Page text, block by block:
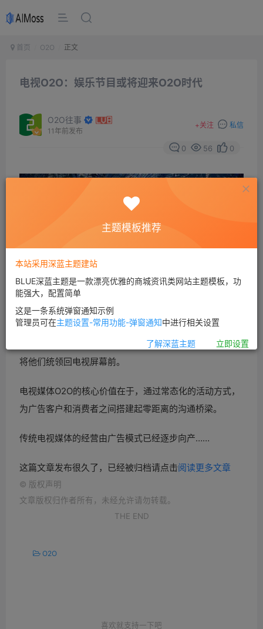
首页 O2O 正文
电视O2O：娱乐节目或将迎来O2O时代
O2O往事
11年前发布
+关注 私信
0 56 0
O2O模式的核心，即在网上和线下寻找消费者，然后
将他们统领回电视屏幕前。
电视媒体O2O的核心价值在于，通过常态化的活动方式，
为广告客户和消费者之间搭建起零距离的沟通桥梁。
传统电视媒体的经营由广告模式已经逐步向产……
这篇文章发布很久了，已经被归档请点击阅读更多文章
© 版权声明
文章版权归作者所有，未经允许请勿转载。
THE END
O2O
喜欢就支持一下吧
主题模板推荐
本站采用深蓝主题建站
BLUE深蓝主题是一款漂亮优雅的商城资讯类网站主题模板，功
能强大，配置简单
这是一条系统弹窗通知示例
管理员可在主题设置-常用功能-弹窗通知中进行相关设置
了解深蓝主题 立即设置